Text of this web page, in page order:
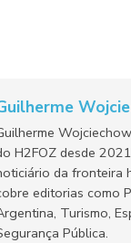
H2FOZ desde
da fronteira
editorias como
Turismo,
Pública.